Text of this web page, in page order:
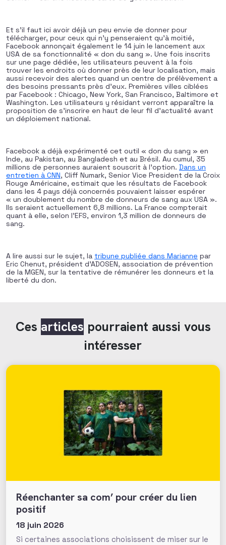
Et s’il faut ici avoir déjà un peu envie de donner pour
télécharger, pour ceux qui n’y penseraient qu’à moitié,
Facebook annonçait également le 14 juin le lancement aux
USA de sa fonctionnalité « don du sang ». Une fois inscrits
sur une page dédiée, les utilisateurs peuvent à la fois
trouver les endroits où donner près de leur localisation, mais
aussi recevoir des alertes quand un centre de prélèvement a
des besoins pressants près d’eux. Premières villes ciblées
par Facebook : Chicago, New York, San Francisco, Baltimore et
Washington. Les utilisateurs y résidant verront apparaître la
proposition de s’inscrire en haut de leur fil d’actualité avant
un déploiement national.
Facebook a déjà expérimenté cet outil « don du sang » en
Inde, au Pakistan, au Bangladesh et au Brésil. Au cumul, 35
millions de personnes auraient souscrit à l’option. Dans un
entretien à CNN, Cliff Numark, Senior Vice President de la Croix
Rouge Américaine, estimait que les résultats de Facebook
dans les 4 pays déjà concernés pouvaient laisser espérer
« un doublement du nombre de donneurs de sang aux USA ».
Ils seraient actuellement 6,8 millions. La France compterait
quant à elle, selon l’EFS, environ 1,3 million de donneurs de
sang.
A lire aussi sur le sujet, la tribune publiée dans Marianne par
Eric Chenut, président d’ADOSEN, association de prévention
de la MGEN, sur la tentative de rémunérer les donneurs et la
liberté du don.
Ces articles pourraient aussi vous
intéresser
Réenchanter sa com’ pour créer du lien
positif
18 juin 2026
Si certaines associations choisissent de miser sur le